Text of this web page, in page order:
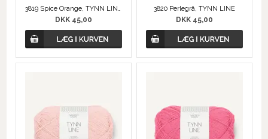
3819 Spice Orange, TYNN LINE
DKK 45,00
3820 Perlegrå, TYNN LINE
DKK 45,00